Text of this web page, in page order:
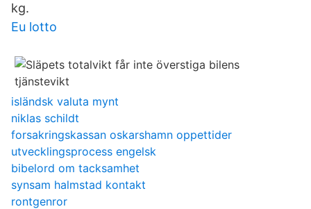
kg.
Eu lotto
isländsk valuta mynt
niklas schildt
forsakringskassan oskarshamn oppettider
utvecklingsprocess engelsk
bibelord om tacksamhet
synsam halmstad kontakt
rontgenror